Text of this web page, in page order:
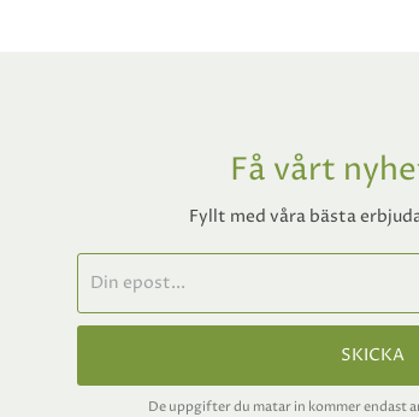
Få vårt
Fyllt med våra bästa
SKICKA
De uppgifter du matar in kommer endast